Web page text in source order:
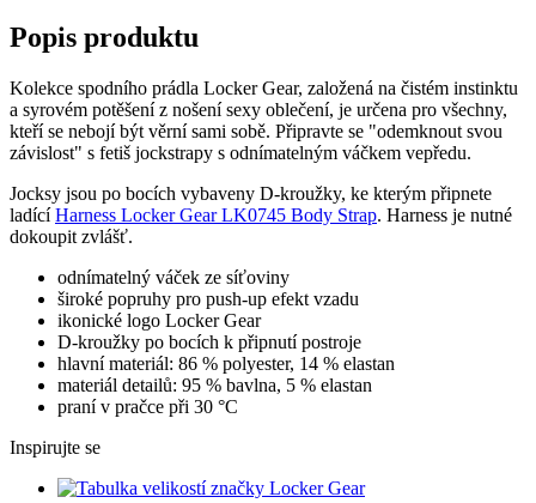
Popis produktu
Kolekce spodního prádla Locker Gear, založená na čistém instinktu
a syrovém potěšení z nošení sexy oblečení, je určena pro všechny,
kteří se nebojí být věrní sami sobě. Připravte se "odemknout svou
závislost" s fetiš jockstrapy s odnímatelným váčkem vepředu.
Jocksy jsou po bocích vybaveny D-kroužky, ke kterým připnete
ladícíHarness Locker Gear LK0745 Body Strap. Harness je nutné
dokoupit zvlášť.
odnímatelný váček ze síťoviny
široké popruhy pro push-up efekt vzadu
ikonické logo Locker Gear
D-kroužky po bocích k připnutí postroje
hlavní materiál: 86 % polyester, 14 % elastan
materiál detailů: 95 % bavlna, 5 % elastan
praní v pračce při 30 °C
Inspirujte se